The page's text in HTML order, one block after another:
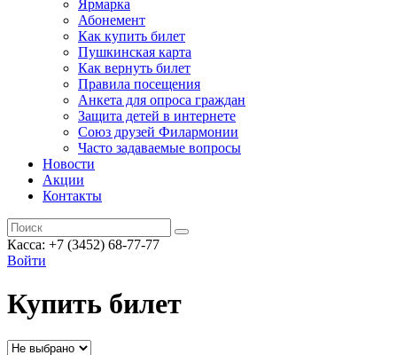
Ярмарка
Абонемент
Как купить билет
Пушкинская карта
Как вернуть билет
Правила посещения
Анкета для опроса граждан
Защита детей в интернете
Союз друзей Филармонии
Часто задаваемые вопросы
Новости
Акции
Контакты
Касса: +7 (3452) 68-77-77
Войти
Купить билет